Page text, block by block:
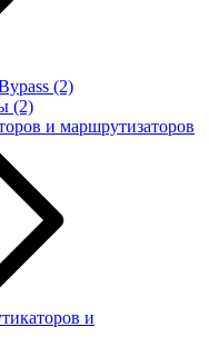
(2)
(2)
и маршрутизаторов
и